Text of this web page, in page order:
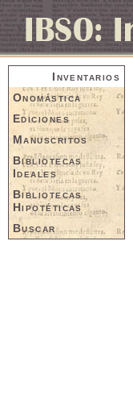
Inventarios
Onomástica
Ediciones
Manuscritos
Bibliotecas
Ideales
Bibliotecas
Hipotéticas
Buscar